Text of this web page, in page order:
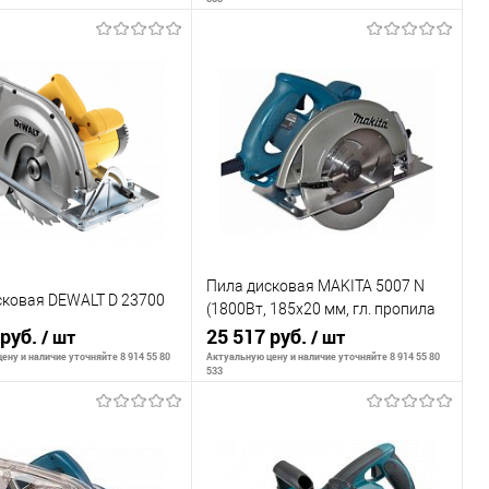
В корзину
В наличии
В корзину
К сравнению
В избранное
В наличии
DEWALT D 23700
/ шт
и наличие уточняйте 8 914 55 80
В корзину
Пила дисковая MAKITA 5007 N
(1800Вт, 185x20 мм, гл. пропила
63,5мм, 5,2кг, коробка)
25 517 руб./ шт
Актуальную цену и наличие уточняйте 8 914 55 80
533
В корзину